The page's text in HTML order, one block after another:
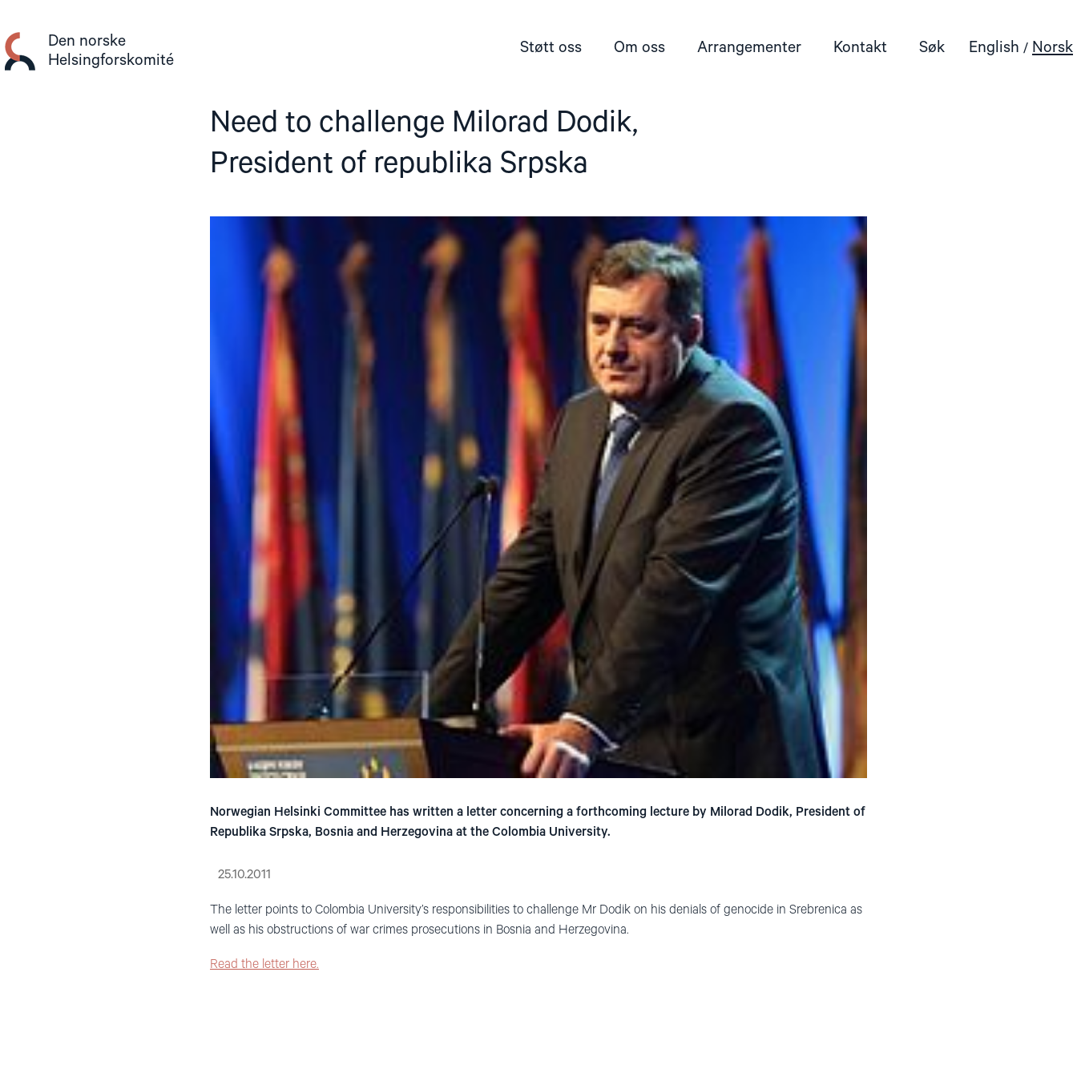
innhold
Den norske
Helsingforskomité
Støtt oss Om oss Arrangementer Kontakt Søk English Norsk
Need to challenge Milorad Dodik,
President of republika Srpska
Norwegian Helsinki Committee has written a letter concerning a forthcoming lecture by Milorad Dodik, President of
Republika Srpska, Bosnia and Herzegovina at the Colombia University.
25.10.2011
The letter points to Colombia University’s responsibilities to challenge Mr Dodik on his denials of genocide in Srebrenica as
well as his obstructions of war crimes prosecutions in Bosnia and Herzegovina.
Read the letter here.